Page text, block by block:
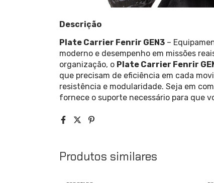
Descrição
Plate Carrier Fenrir GEN3 –
moderno e desempenho em missões
organização, o Plate Carrier Fenrir
que precisam de eficiência em cada
resistência e modularidade. Seja em
fornece o suporte necessário para que
Produtos similares